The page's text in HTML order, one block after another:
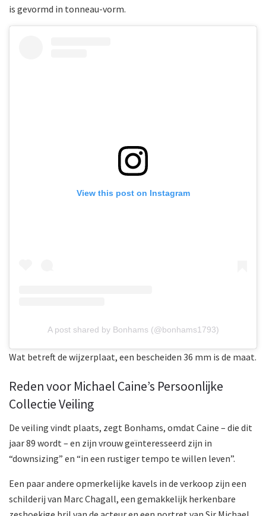
is gevormd in tonneau-vorm.
View this post on Instagram
A post shared by Bonhams (@bonhams1793)
Wat betreft de wijzerplaat, een bescheiden 36 mm is de maat.
Reden voor Michael Caine’s Persoonlijke
Collectie Veiling
De veiling vindt plaats, zegt Bonhams, omdat Caine – die dit
jaar 89 wordt – en zijn vrouw geïnteresseerd zijn in
“downsizing” en “in een rustiger tempo te willen leven”.
Een paar andere opmerkelijke kavels in de verkoop zijn een
schilderij van Marc Chagall, een gemakkelijk herkenbare